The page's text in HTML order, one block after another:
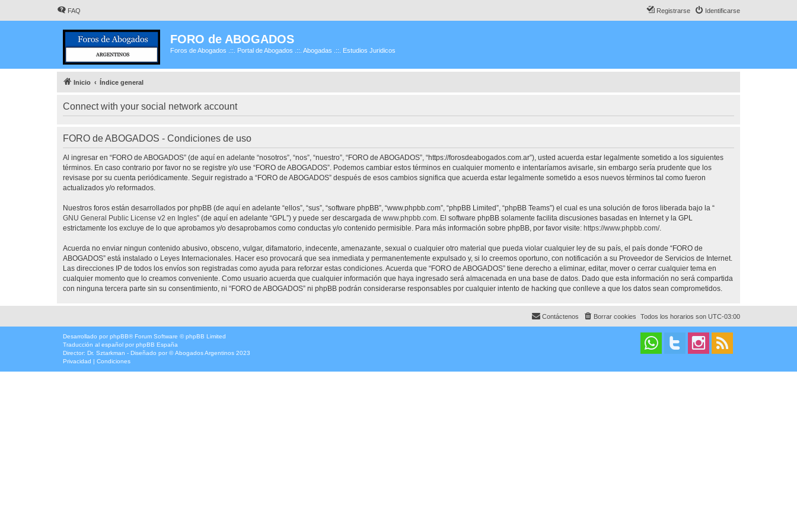
FAQ Identificarse
Registrarse
FORO de ABOGADOS
Foros de Abogados .::. Portal de Abogados .::. Abogadas .::. Estudios Juridicos
Inicio Índice general
Connect with your social network account
FORO de ABOGADOS - Condiciones de uso
Al ingresar en “FORO de ABOGADOS” (de aquí en adelante “nosotros”, “nos”, “nuestro”, “FORO de ABOGADOS”, “https://forosdeabogados.com.ar”), usted acuerda estar legalmente sometido a los siguientes
términos. En caso contrario por favor no se registre y/o use “FORO de ABOGADOS”. Podemos cambiar estos términos en cualquier momento e intentaríamos avisarle, sin embargo sería prudente que los
revisase por su cuenta periódicamente. Seguir registrado a “FORO de ABOGADOS” después de esos cambios significa que acuerda estar legalmente sometido a esos nuevos términos tal como fueron
actualizados y/o reformados.
Nuestros foros están desarrollados por phpBB (de aquí en adelante “ellos”, “sus”, “software phpBB”, “www.phpbb.com”, “phpBB Limited”, “phpBB Teams”) el cual es una solución de foros liberada bajo la “
GNU General Public License v2 en Ingles” (de aquí en adelante “GPL”) y puede ser descargada de www.phpbb.com. El software phpBB solamente facilita discusiones basadas en Internet y la GPL
estrictamente los excluye de lo que aprobamos y/o desaprobamos como conductas y/o contenido permisible. Para más información sobre phpBB, por favor visite: https://www.phpbb.com/.
Acuerda no enviar ningun contenido abusivo, obsceno, vulgar, difamatorio, indecente, amenazante, sexual o cualquier otro material que pueda violar cualquier ley de su país, el país donde “FORO de
ABOGADOS” está instalado o Leyes Internacionales. Hacer eso provocará que sea inmediata y permanentemente expulsado y, si lo creemos oportuno, con notificación a su Proveedor de Servicios de Internet.
Las direcciones IP de todos los envíos son registradas como ayuda para reforzar estas condiciones. Acuerda que “FORO de ABOGADOS” tiene derecho a eliminar, editar, mover o cerrar cualquier tema en
cualquier momento que lo creamos conveniente. Como usuario acuerda que cualquier información que haya ingresado será almacenada en una base de datos. Dado que esta información no será compartida
con ninguna tercera parte sin su consentimiento, ni “FORO de ABOGADOS” ni phpBB podrán considerarse responsables por cualquier intento de hacking que conlleve a que los datos sean comprometidos.
Todos los horarios son UTC-03:00
Borrar cookies
Contáctenos
Desarrollado por phpBB® Forum Software © phpBB Limited
Traducción al español por phpBB España
Director: Dr. Sztarkman - Diseñado por ©Abogados Argentinos 2023
Privacidad | Condiciones